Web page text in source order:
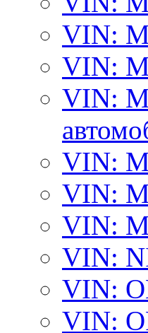
VIN:
VIN:
VIN:
VIN:
VIN:
VIN:
VIN:
VIN:
VIN: